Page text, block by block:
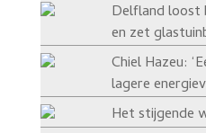
Delfland loost
en zet
Chiel Hazeu:
lagere
Het stijgende